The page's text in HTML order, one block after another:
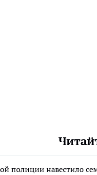
полиции навестило